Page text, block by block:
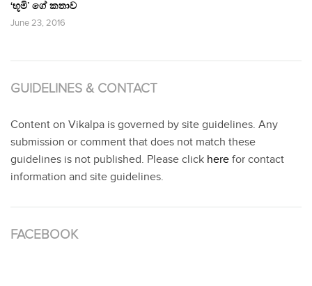
‘භූමි’ ගේ කතාව
June 23, 2016
GUIDELINES & CONTACT
Content on Vikalpa is governed by site guidelines. Any
submission or comment that does not match these
guidelines is not published. Please click here for contact
information and site guidelines.
FACEBOOK